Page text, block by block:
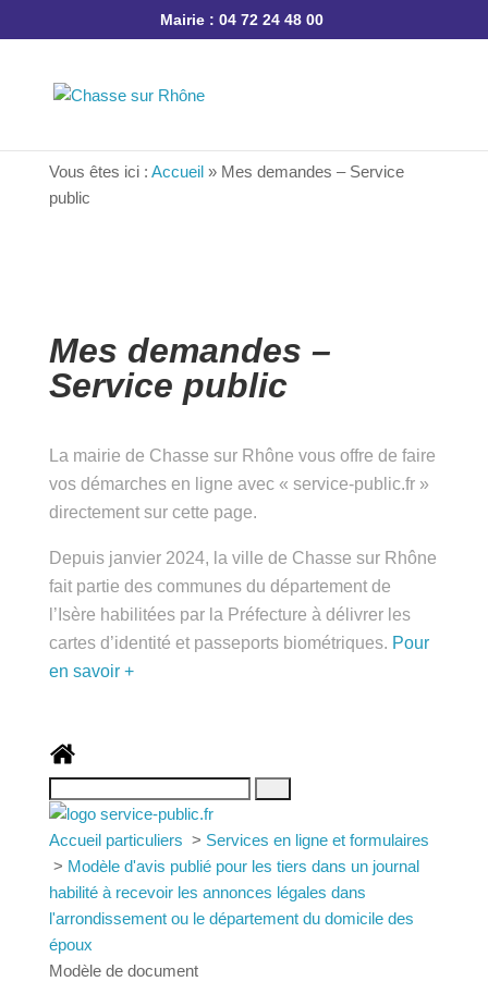
Mairie : 04 72 24 48 00
Vous êtes ici : Accueil» Mes demandes – Service
public
Mes demandes –
Service public
La mairie de Chasse sur Rhône vous offre de faire
vos démarches en ligne avec « service-public.fr »
directement sur cette page.
Depuis janvier 2024, la ville de Chasse sur Rhône
fait partie des communes du département de
l’Isère habilitées par la Préfecture à délivrer les
cartes d’identité et passeports biométriques. Pour
en savoir +
Accueil particuliers > Services en ligne et formulaires
> Modèle d'avis publié pour les tiers dans un journal
habilité à recevoir les annonces légales dans
l'arrondissement ou le département du domicile des
époux
Modèle de document